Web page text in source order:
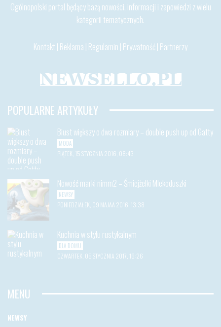
Ogólnopolski portal będący bazą nowości, informacji i zapowiedzi z wielu
kategorii tematycznych.
Kontakt | Reklama | Regulamin | Prywatność| Partnerzy
POPULARNE ARTYKUŁY
Biust większy o dwa rozmiary – double push up od Gatty
MODA
PIĄTEK, 15 STYCZNIA 2016, 08:43
Nowość marki nimm2 – Śmiejżelki Mlekoduszki
NEWSY
PONIEDZIAŁEK, 09 MAJAA 2016, 13:38
Kuchnia w stylu rustykalnym
DLA DOMU
CZWARTEK, 05 STYCZNIA 2017, 16:26
MENU
NEWSY